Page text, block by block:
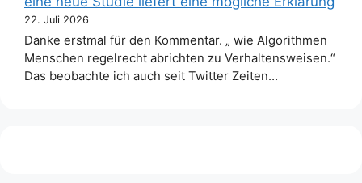
22. Juli 2026
Danke erstmal für den Kommentar. „ wie Algorithmen
Menschen regelrecht abrichten zu Verhaltensweisen.“
Das beobachte ich auch seit Twitter Zeiten…